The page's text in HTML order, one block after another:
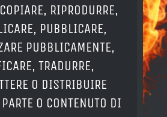
RIPRODURRE,
PUBBLICARE,
PUBBLICAMENTE,
TRADURRE,
O DISTRIBUIRE
O CONTENUTO DI